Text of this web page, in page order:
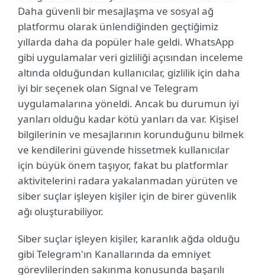
Daha güvenli bir mesajlaşma ve sosyal ağ
platformu olarak ünlendiğinden geçtiğimiz
yıllarda daha da popüler hale geldi. WhatsApp
gibi uygulamalar veri gizliliği açısından inceleme
altında olduğundan kullanıcılar, gizlilik için daha
iyi bir seçenek olan Signal ve Telegram
uygulamalarına yöneldi. Ancak bu durumun iyi
yanları olduğu kadar kötü yanları da var. Kişisel
bilgilerinin ve mesajlarının korunduğunu bilmek
ve kendilerini güvende hissetmek kullanıcılar
için büyük önem taşıyor, fakat bu platformlar
aktivitelerini radara yakalanmadan yürüten ve
siber suçlar işleyen kişiler için de birer güvenlik
ağı oluşturabiliyor.
Siber suçlar işleyen kişiler, karanlık ağda olduğu
gibi Telegram'ın Kanallarında da emniyet
görevlilerinden sakınma konusunda başarılı